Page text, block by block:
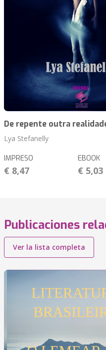
De repente outra
Lya Stefanelly
IMPRESO
€ 8,47
EBOOK
€ 5,03
Publicaciones
Ver la lista completa